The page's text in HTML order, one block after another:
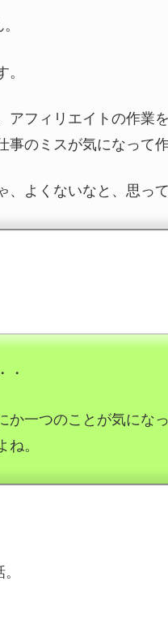
。
アフィリエイトの作業
事のミスが気になって
、よくないなと、思っ
・
か一つのことが気にな
ね。